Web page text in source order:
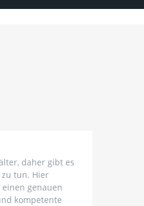
daher gibt es
tun. Hier
genauen
kompetente